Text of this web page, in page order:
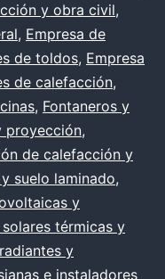
y obra civil,
, Empresa de
de toldos, Empresa
de calefacción,
, Fontaneros y
proyección,
de calefacción y
suelo laminado,
y
térmicas y
y
e instaladores